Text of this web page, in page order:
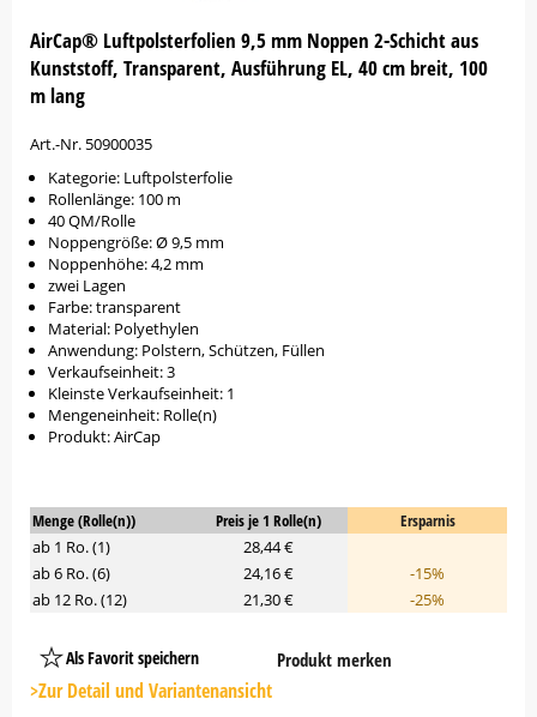
AirCap® Luftpolsterfolien 9,5 mm Noppen 2-Schicht aus
Kunststoff, Transparent, Ausführung EL, 40 cm breit, 100
m lang
Art.-Nr. 50900035
Kategorie: Luftpolsterfolie
Rollenlänge: 100 m
40 QM/Rolle
Noppengröße: Ø 9,5 mm
Noppenhöhe: 4,2 mm
zwei Lagen
Farbe: transparent
Material: Polyethylen
Anwendung: Polstern, Schützen, Füllen
Verkaufseinheit: 3
Kleinste Verkaufseinheit: 1
Mengeneinheit: Rolle(n)
Produkt: AirCap
Menge (Rolle(n)) Preis je 1 Rolle(n)
Ersparnis
ab 1 Ro. (1)
28,44 €
ab 6 Ro. (6)
24,16 €
-15%
ab 12 Ro. (12)
21,30 € -25%
Als Favorit speichern
Platzhalter
Button
Produkt merken
>Zur Detail und Variantenansicht